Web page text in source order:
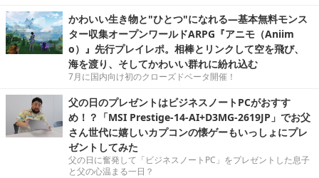
かわいい生き物と"ひとつ"になれる―基本無料モンス
ター収集オープンワールドARPG『アニモ（Aniim
o）』先行プレイレポ。相棒とリンクして空を飛び、
海を渡り、そしてかわいい群れに紛れ込む
7月に国内向け初のクローズドベータ開催！
父の日のプレゼントはビジネスノートPCがおすす
め！？「MSI Prestige-14-AI+D3MG-2619JP」でお父
さん世代に嬉しいカプコンの懐ゲーもいっしょにプレ
ゼントしてみた
父の日に奮発して「ビジネスノートPC」をプレゼントした息子
と父の心温まる一日？